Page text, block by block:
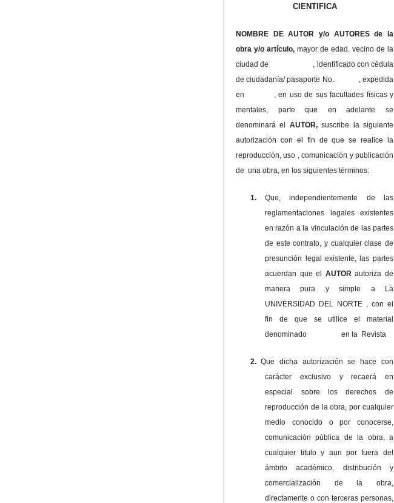
CIENTIFICA
NOMBRE DE AUTOR y/o AUTORES de la
obra y/o artículo,mayor de edad, vecino de la
ciudad de , identificado con cédula
de ciudadanía/ pasaporte No. , expedida
en , en uso de sus facultades físicas y
mentales, parte que en adelante se
denominará el
AUTOR,suscribe la siguiente
autorización con el fin de que se realice la
reproducción, uso , comunicación y publicación
de una obra, en los siguientes términos:
1.
Que, independientemente de las
reglamentaciones legales existentes
en razón a la vinculación de las partes
de este contrato, y cualquier clase de
presunción legal existente, las partes
acuerdan que el AUTORautoriza de
manera pura y simple a La
UNIVERSIDAD DEL NORTE , con el
fin de que se utilice el material
denominado en la Revista
2. Que dicha autorización se hace con
carácter exclusivo y recaerá en
especial sobre los derechos de
reproducción de la obra, por cualquier
medio conocido o por conocerse,
comunicación pública de la obra, a
cualquier titulo y aun por fuera del
ámbito académico, distribución y
comercialización de la obra,
directamente o con terceras personas,